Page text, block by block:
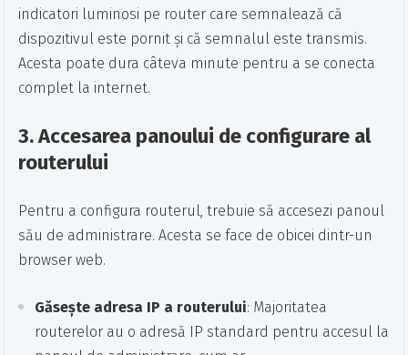
indicatori luminosi pe router care semnalează că
dispozitivul este pornit și că semnalul este transmis.
Acesta poate dura câteva minute pentru a se conecta
complet la internet.
3.Accesarea panoului de configurare al
routerului
Pentru a configura routerul, trebuie să accesezi panoul
său de administrare. Acesta se face de obicei dintr-un
browser web.
Găsește adresa IP a routerului: Majoritatea
routerelor au o adresă IP standard pentru accesul la